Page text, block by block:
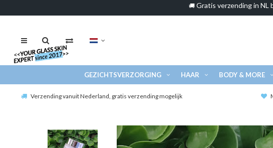
🚚Gratis verzending in NL
GEZICHTSVERZORGING HAAR BODY & MORE
Verzending vanuit Nederland, gratis verzending mogelijk